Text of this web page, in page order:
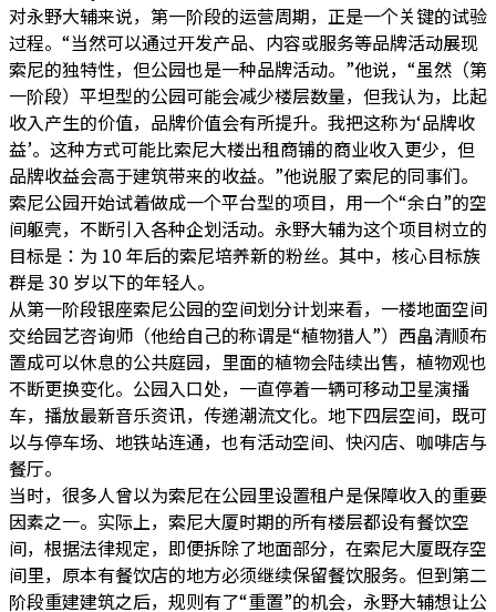
对永野大辅来说，第一阶段的运营周期，正是一个关键的试验
过程。“当然可以通过开发产品、内容或服务等品牌活动展现
索尼的独特性，但公园也是一种品牌活动。”他说，“虽然（第
一阶段）平坦型的公园可能会减少楼层数量，但我认为，比起
收入产生的价值，品牌价值会有所提升。我把这称为‘品牌收
益’。这种方式可能比索尼大楼出租商铺的商业收入更少，但
品牌收益会高于建筑带来的收益。”他说服了索尼的同事们。
索尼公园开始试着做成一个平台型的项目，用一个“余白”的空
间躯壳，不断引入各种企划活动。永野大辅为这个项目树立的
目标是：为 10 年后的索尼培养新的粉丝。其中，核心目标族
群是 30 岁以下的年轻人。
从第一阶段银座索尼公园的空间划分计划来看，一楼地面空间
交给园艺咨询师（他给自己的称谓是“植物猎人”）西畠清顺布
置成可以休息的公共庭园，里面的植物会陆续出售，植物观也
不断更换变化。公园入口处，一直停着一辆可移动卫星演播
车，播放最新音乐资讯，传递潮流文化。地下四层空间，既可
以与停车场、地铁站连通，也有活动空间、快闪店、咖啡店与
餐厅。
当时，很多人曾以为索尼在公园里设置租户是保障收入的重要
因素之一。实际上，索尼大厦时期的所有楼层都设有餐饮空
间，根据法律规定，即便拆除了地面部分，在索尼大厦既存空
间里，原本有餐饮店的地方必须继续保留餐饮服务。但到第二
阶段重建建筑之后，规则有了“重置”的机会，永野大辅想让公